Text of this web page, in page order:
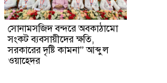
সোনামসজিদ বন্দরে অবকাঠামো
সংকট ব্যবসায়ীদের ক্ষতি,
সরকারের দৃষ্টি কামনা” আব্দুল
ওয়াহেদর